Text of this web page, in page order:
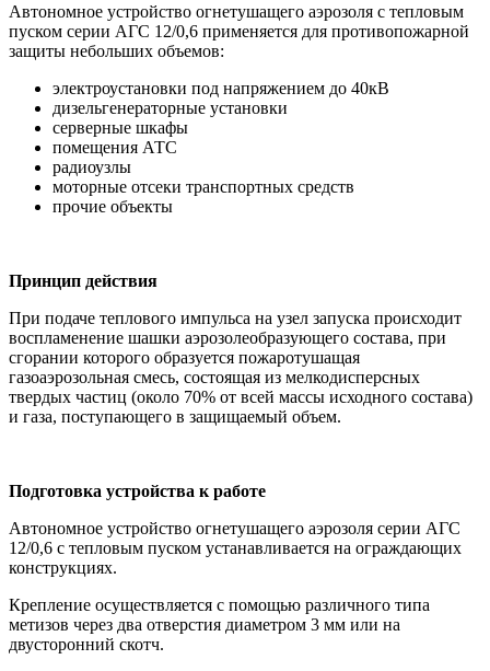
Автономное устройство огнетушащего аэрозоля с тепловым
пуском серии АГС 12/0,6 применяется для противопожарной
защиты небольших объемов:
электроустановки под напряжением до 40кВ
дизельгенераторные установки
серверные шкафы
помещения АТС
радиоузлы
моторные отсеки транспортных средств
прочие объекты
Принцип действия
При подаче теплового импульса на узел запуска происходит
воспламенение шашки аэрозолеобразующего состава, при
сгорании которого образуется пожаротушащая
газоаэрозольная смесь, состоящая из мелкодисперсных
твердых частиц (около 70% от всей массы исходного состава)
и газа, поступающего в защищаемый объем.
Подготовка устройства к работе
Автономное устройство огнетушащего аэрозоля серии АГС
12/0,6 с тепловым пуском устанавливается на ограждающих
конструкциях.
Крепление осуществляется с помощью различного типа
метизов через два отверстия диаметром 3 мм или на
двусторонний скотч.